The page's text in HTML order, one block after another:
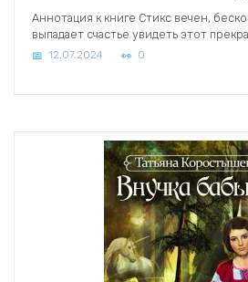
Аннотация к книге Стикс вечен,
выпадает счастье увидеть этот
12.07.2024 0